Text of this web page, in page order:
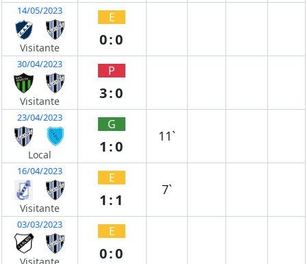
14/05/2023
Visitante
E
0:0
30/04/2023
Visitante
P
3:0
23/04/2023
Local
G
1:0
11`
16/04/2023
Visitante
E
1:1
7`
03/03/2023
Visitante
E
0:0